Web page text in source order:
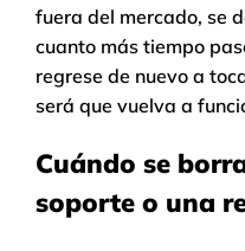
fuera del mercado, se
cuanto más tiempo
regrese de nuevo a
será que vuelva a
Cuándo se
soporte o una